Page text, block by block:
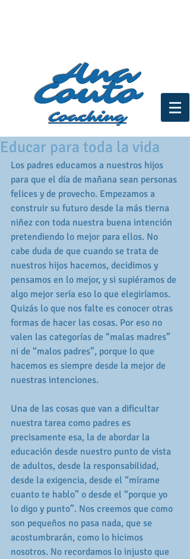
Educar para toda la vida
Los padres educamos a nuestros hijos
para que el día de mañana sean personas
felices y de provecho. Empezamos a
construir su futuro desde la más tierna
niñez con toda nuestra buena intención
pretendiendo lo mejor para ellos. No
cabe duda de que cuando se trata de
nuestros hijos hacemos, decidimos y
pensamos en lo mejor, y si supiéramos de
algo mejor sería eso lo que elegiríamos.
Quizás lo que nos falte es conocer otras
formas de hacer las cosas. Por eso no
valen las categorías de “malas madres”
ni de “malos padres”, porque lo que
hacemos es siempre desde la mejor de
nuestras intenciones.
Una de las cosas que van a dificultar
nuestra tarea como padres es
precisamente esa, la de abordar la
educación desde nuestro punto de vista
de adultos, desde la responsabilidad,
desde la exigencia, desde el “mírame
cuanto te hablo” o desde el “porque yo
lo digo y punto”. Nos creemos que como
son pequeños no pasa nada, que se
acostumbrarán, como lo hicimos
nosotros. No recordamos lo injusto que